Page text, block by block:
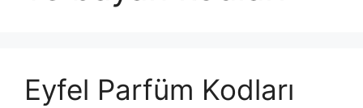
Eyfel Parfüm Kodları